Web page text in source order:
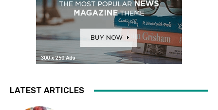
LATEST ARTICLES